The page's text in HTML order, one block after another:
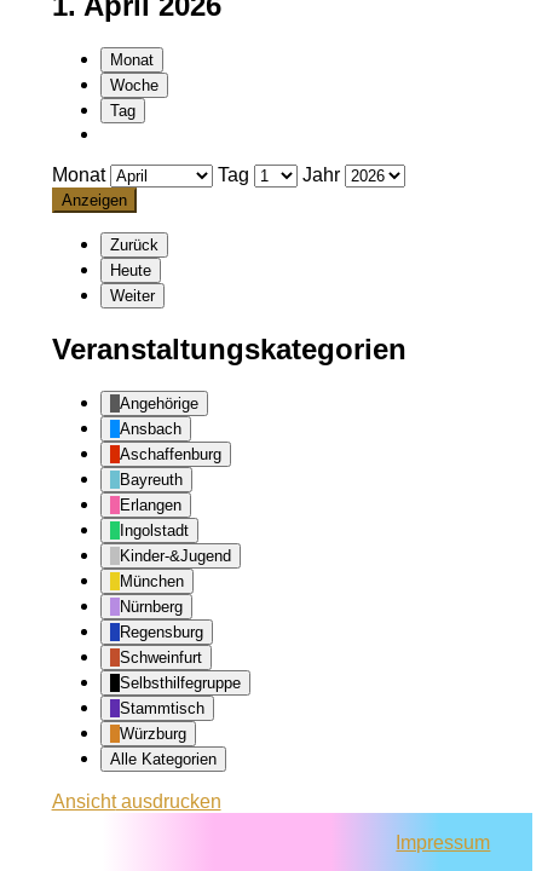
Monat
Woche
Tag
Monat Tag Jahr
Zurück
Heute
Weiter
Veranstaltungskategorien
Angehörige
Ansbach
Aschaffenburg
Bayreuth
Erlangen
Ingolstadt
Kinder-&Jugend
München
Nürnberg
Regensburg
Schweinfurt
Selbsthilfegruppe
Stammtisch
Würzburg
Alle Kategorien
Ansichtausdrucken
Impressum